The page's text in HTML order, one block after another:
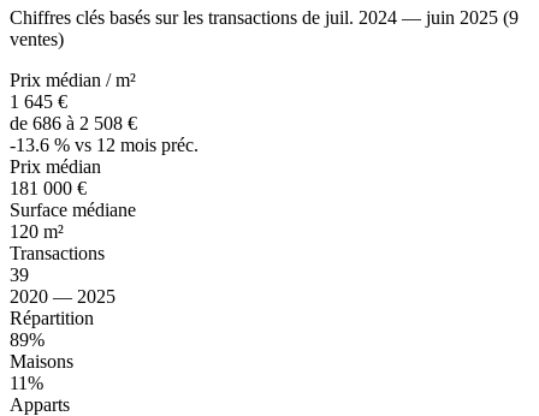
Chiffres clés basés sur les transactions de juil. 2024 — juin 2025 (9
ventes)
Prix médian / m²
1 645 €
de 686 à 2 508 €
-13.6 % vs 12 mois préc.
Prix médian
181 000 €
Surface médiane
120 m²
Transactions
39
2020 — 2025
Répartition
89%
Maisons
11%
Apparts